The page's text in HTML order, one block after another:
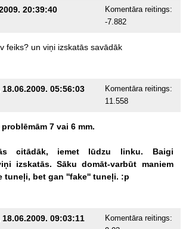
20:39:40
Komentāra reitings:
-7.882
feiks? un viņi izskatās savādāk
05:56:03
Komentāra reitings:
11.558
problēmām 7 vai 6 mm.
citādāk, iemet lūdzu linku.
Baigi
izskatās. Sāku domāt-varbūt
maniem
tuneļi, bet gan ''fake'' tuneļi. :p
09:03:11
Komentāra reitings: